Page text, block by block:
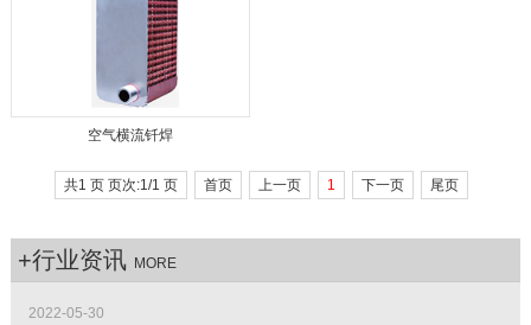
空气横流钎焊
共1 页 页次:1/1 页 首页 上一页 1 下一页 尾页
+行业资讯 MORE
2022-05-30